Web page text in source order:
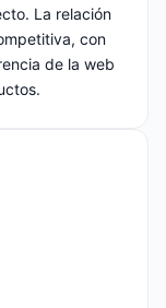
La relación
con
de la web